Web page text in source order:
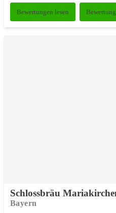
Bewertungen lesen
Schlossbräu
Bayern